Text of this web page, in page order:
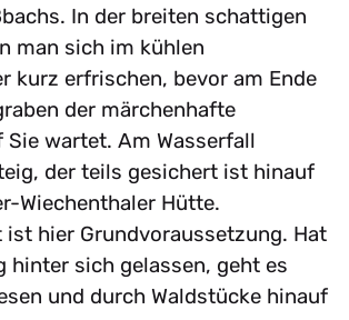
In der breiten schattigen
man sich im kühlen
kurz erfrischen, bevor am Ende
der märchenhafte
Sie wartet. Am Wasserfall
der teils gesichert ist hinauf
Wiechenthaler Hütte.
hier Grundvoraussetzung. Hat
hinter sich gelassen, geht es
und durch Waldstücke hinauf